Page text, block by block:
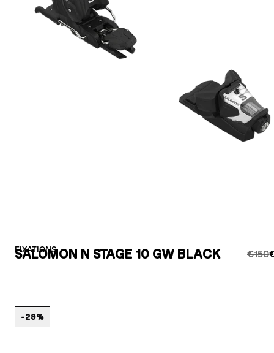
FIXATIONS
SALOMON N STAGE 10 GW BLACK €150
-29%